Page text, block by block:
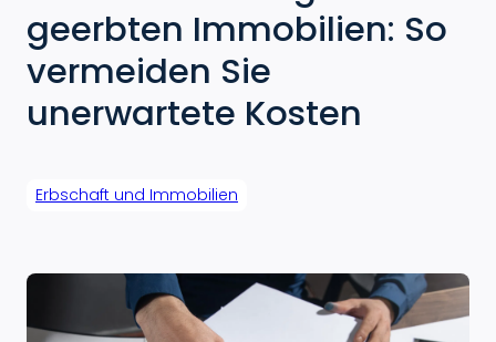
geerbten Immobilien: So
vermeiden Sie
unerwartete Kosten
Erbschaft und Immobilien